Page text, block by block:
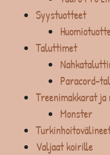
Syystuotteet
Taluttimet
Paracord-
Treenimakkarat
Monster
Valjaat koirille